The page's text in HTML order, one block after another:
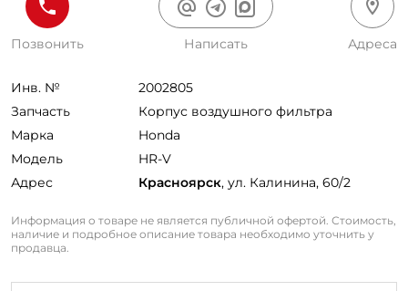
Позвонить Написать Адреса
Инв. №
2002805
Запчасть
Корпус воздушного фильтра
Марка
Honda
Модель
HR-V
Адрес
Красноярск, ул. Калинина, 60/2
Информация о товаре не является публичной офертой. Стоимость,
наличие и подробное описание товара необходимо уточнить у
продавца.